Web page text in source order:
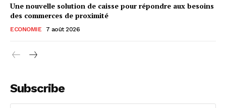
Une nouvelle solution de caisse pour répondre aux besoins
des commerces de proximité
ECONOMIE 7 août 2026
Subscribe